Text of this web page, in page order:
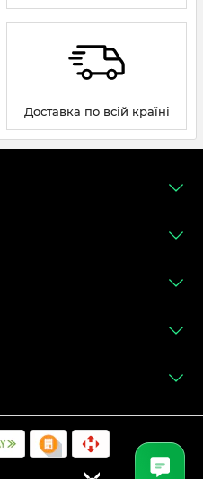
Доставка по всій країні